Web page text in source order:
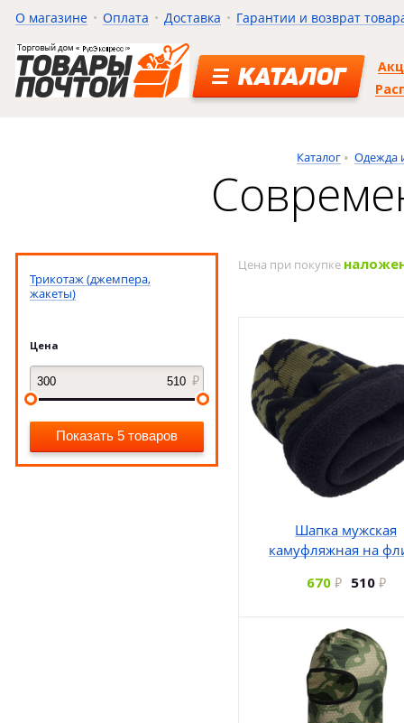
О магазине Оплата Доставка Гарантии и возврат
КАТАЛОГ
Каталог Одежда
Трикотаж (джемпера,
жакеты)
Цена
Показать 5 товаров
Цена при покупке
Шапка мужская
камуфляжная на
670
510